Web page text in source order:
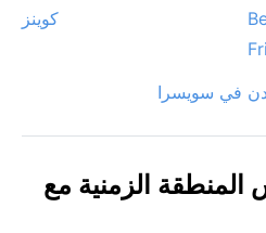
كوينز
في سويسرا
الزمنية مع